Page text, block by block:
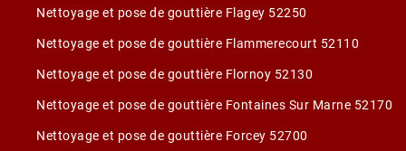
Nettoyage et pose de gouttière Flagey 52250
Nettoyage et pose de gouttière Flammerecourt 52110
Nettoyage et pose de gouttière Flornoy 52130
Nettoyage et pose de gouttière Fontaines Sur Marne 52170
Nettoyage et pose de gouttière Forcey 52700